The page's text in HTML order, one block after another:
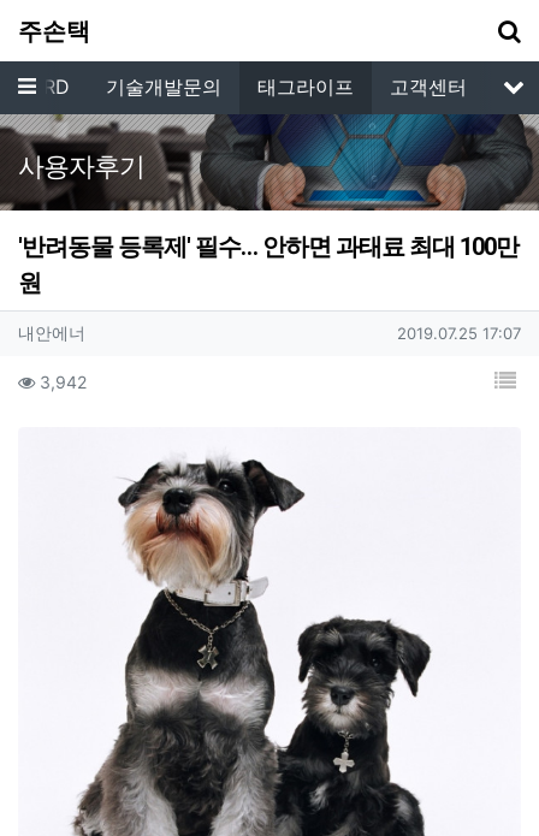
주손택
메뉴 기술개발문의 태그라이프
고객센터
사용자후기
'반려동물 등록제' 필수… 안하면 과태료 최대 100만
원
작성자 정보
내안에너 작성일
2019.07.25 17:07
컨텐츠 정보
3,942조회 목